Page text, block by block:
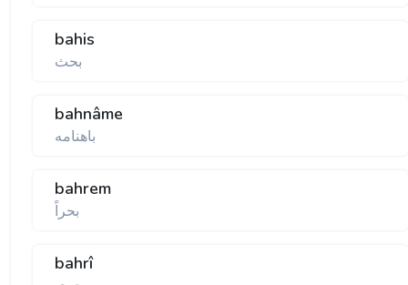
bahis
بحث
bahnâme
باهنامه
bahrem
بحراً
bahrî